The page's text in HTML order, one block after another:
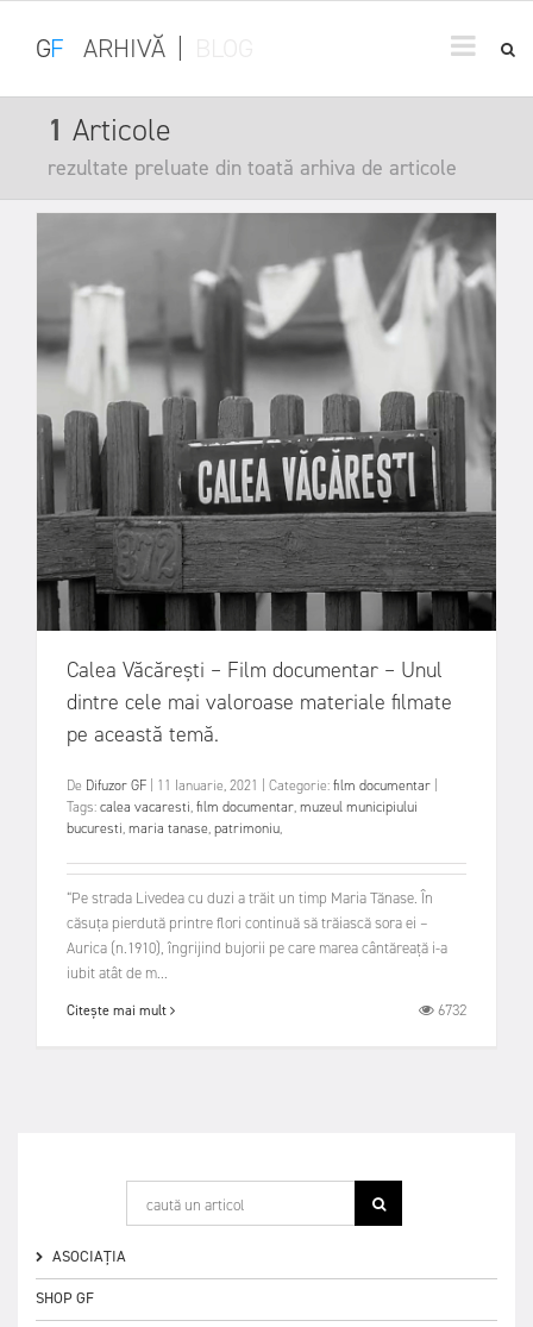
GF ARHIVĂ
1 Articole
rezultate preluate din toată arhiva de articole
Calea Văcărești – Film documentar – Unul
dintre cele mai valoroase materiale filmate
pe această temă.
De Difuzor GF 11 Ianuarie, 2021 Categorie:film documentar
Tags:calea vacaresti,film documentar,muzeul municipiului
bucuresti,maria tanase,patrimoniu,
“Pe strada Livedea cu duzi a trăit un timp Maria Tănase. În
căsuța pierdută printre flori continuă să trăiască sora ei –
Aurica (n.1910), îngrijind bujorii pe care marea cântăreață i-a
iubit atât de m...
Citește mai mult 6732
ASOCIAȚIA
SHOP GF